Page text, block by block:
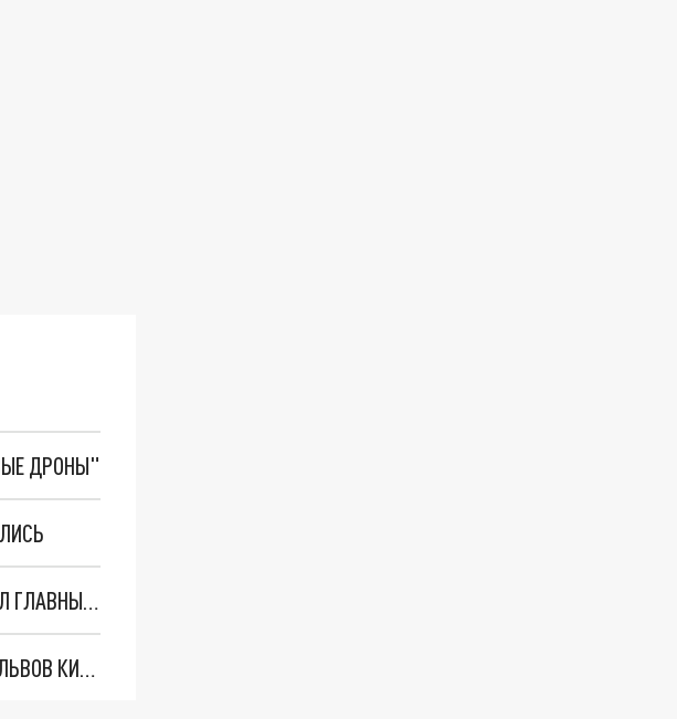
ДРОНЫ"
"МЫ ВАС ЗАСТАВИМ": ЖУТКИЕ ДЕТАЛИ ОХОТЫ НА ГЕНЕРАЛА. ЗЕЛЕНСКИЙ ОБЪЯСНИЛ ГЛАВНЫЙ СМЫСЛ ТЕРАКТА В ЦЕНТРЕ МОСКВЫ
НОВОЕ МАСШТАБНЕЙШЕЕ НАСТУПЛЕНИЕ. ТРИ УЛЬТИМАТУМА ЗЕЛЕНСКОГО ПУТИНУ. "ЛЬВОВ КИМА" ПОСТАВЯТ НА ПВО? ГЛОБАЛЬНЫЙ ПРОРЫВ ПОД ЗАПОРОЖЬЕМ